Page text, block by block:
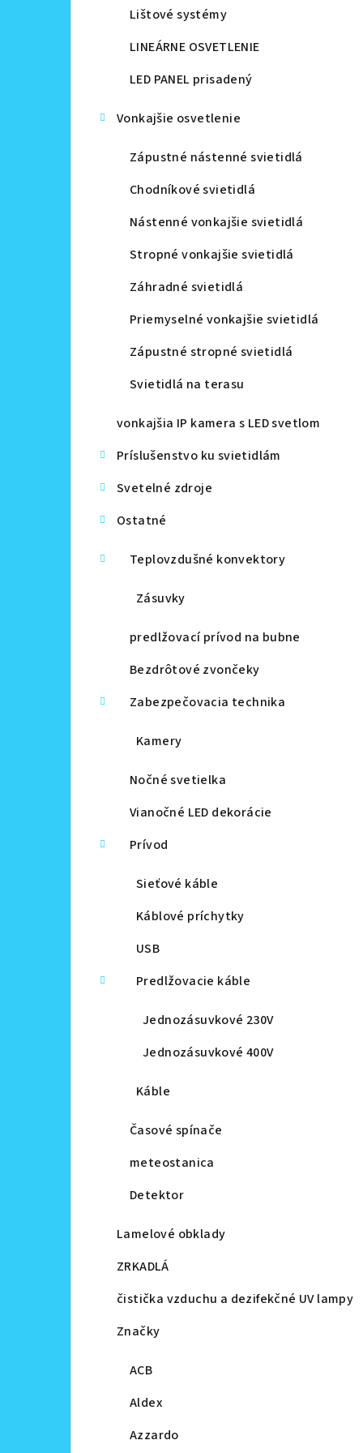
Lištové systémy
LINEÁRNE OSVETLENIE
LED PANEL prisadený
Vonkajšie osvetlenie
Zápustné nástenné svietidlá
Chodníkové svietidlá
Nástenné vonkajšie svietidlá
Stropné vonkajšie svietidlá
Záhradné svietidlá
Priemyselné vonkajšie svietidlá
Zápustné stropné svietidlá
Svietidlá na terasu
vonkajšia IP kamera s LED svetlom
Príslušenstvo ku svietidlám
Svetelné zdroje
Ostatné
Teplovzdušné konvektory
Zásuvky
predlžovací prívod na bubne
Bezdrôtové zvončeky
Zabezpečovacia technika
Kamery
Nočné svetielka
Vianočné LED dekorácie
Prívod
Sieťové káble
Káblové príchytky
USB
Predlžovacie káble
Jednozásuvkové 230V
Jednozásuvkové 400V
Káble
Časové spínače
meteostanica
Detektor
Lamelové obklady
ZRKADLÁ
čistička vzduchu a dezifekčné UV lampy
Značky
ACB
Aldex
Azzardo